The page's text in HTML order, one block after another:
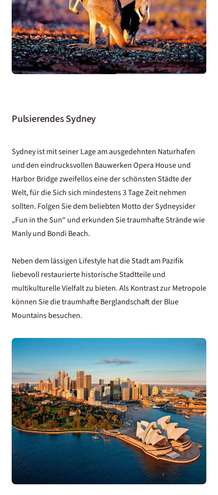
Pulsierendes Sydney
Sydney ist mit seiner Lage am ausgedehnten Naturhafen
und den eindrucksvollen Bauwerken Opera House und
Harbor Bridge zweifellos eine der schönsten Städte der
Welt, für die Sich sich mindestens 3 Tage Zeit nehmen
sollten. Folgen Sie dem beliebten Motto der Sydneysider
„Fun in the Sun“ und erkunden Sie traumhafte Strände wie
Manly und Bondi Beach.
Neben dem lässigen Lifestyle hat die Stadt am Pazifik
liebevoll restaurierte historische Stadtteile und
multikulturelle Vielfalt zu bieten. Als Kontrast zur Metropole
können Sie die traumhafte Berglandschaft der Blue
Mountains besuchen.